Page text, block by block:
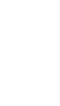
Tứ Quý
trên thị
các bước đặt
như ý!